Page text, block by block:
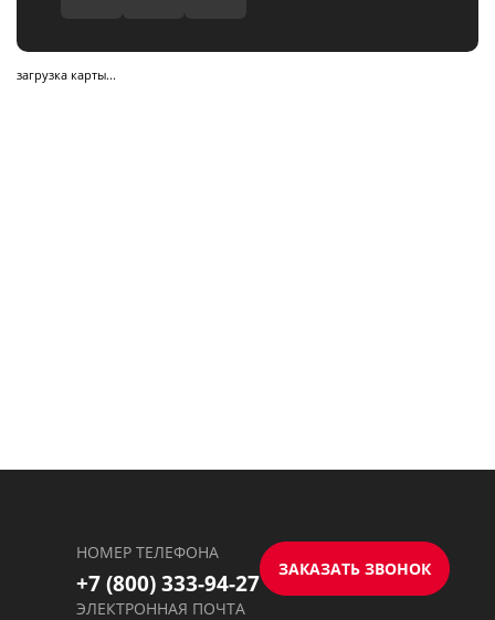
загрузка карты...
НОМЕР ТЕЛЕФОНА
+7 (800) 333-94-27
ЗАКАЗАТЬ ЗВОНОК
ЭЛЕКТРОННАЯ ПОЧТА